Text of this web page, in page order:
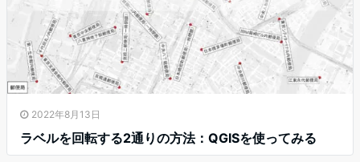
2022年8月13日
ラベルを回転する2通りの方法：QGISを使ってみる